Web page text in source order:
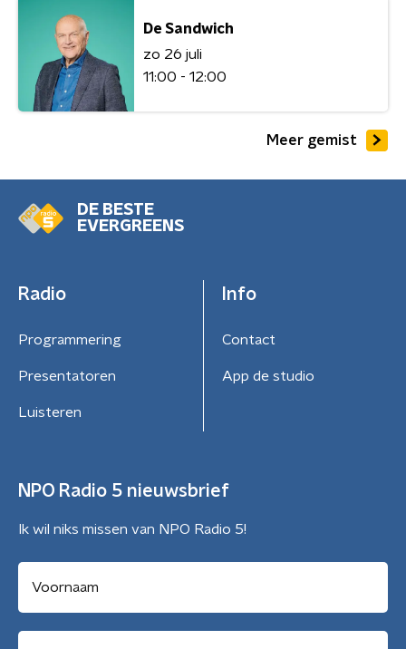
De Sandwich
zo 26 juli
11:00 - 12:00
Meer gemist
DE BESTE
EVERGREENS
Radio
Programmering
Presentatoren
Luisteren
Info
Contact
App de studio
NPO Radio 5 nieuwsbrief
Ik wil niks missen van NPO Radio 5!